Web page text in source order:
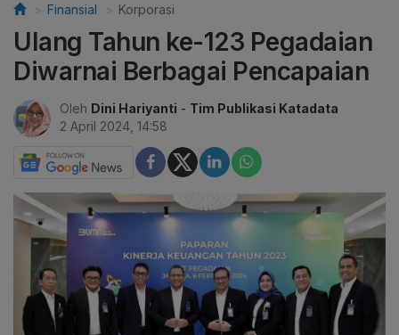
Finansial Korporasi
Ulang Tahun ke-123 Pegadaian
Diwarnai Berbagai Pencapaian
Oleh Dini Hariyanti - Tim Publikasi Katadata
2 April 2024, 14:58